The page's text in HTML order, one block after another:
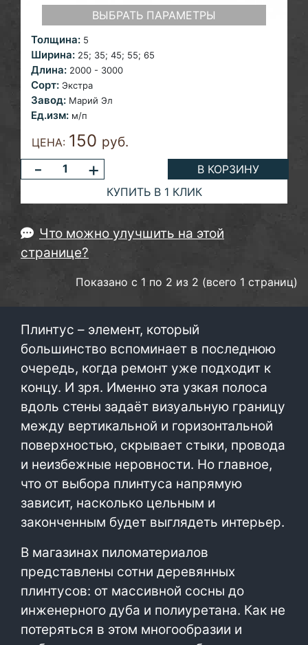
ВЫБРАТЬ ПАРАМЕТРЫ
Толщина: 5
Ширина: 25; 35; 45; 55; 65
Длина: 2000 - 3000
Сорт: Экстра
Завод: Марий Эл
Ед.изм: м/п
ЦЕНА: 150 руб.
- +
В КОРЗИНУ
КУПИТЬ В 1 КЛИК
Что можно улучшить на этой
странице?
Показано с 1 по 2 из 2 (всего 1 страниц)
Плинтус – элемент, который
большинство вспоминает в последнюю
очередь, когда ремонт уже подходит к
концу. И зря. Именно эта узкая полоса
вдоль стены задаёт визуальную границу
между вертикальной и горизонтальной
поверхностью, скрывает стыки, провода
и неизбежные неровности. Но главное,
что от выбора плинтуса напрямую
зависит, насколько цельным и
законченным будет выглядеть интерьер.
В магазинах пиломатериалов
представлены сотни деревянных
плинтусов: от массивной сосны до
инженерного дуба и полиуретана. Как не
потеряться в этом многообразии и